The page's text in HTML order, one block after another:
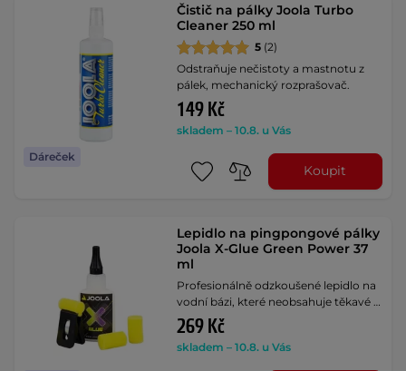
Dáreček
Čistič na pálky Joola Turbo
Cleaner 250 ml
5 (2)
Odstraňuje nečistoty a mastnotu z
pálek, mechanický rozprašovač.
149 Kč
skladem – 10.8. u Vás
Koupit
Lepidlo na pingpongové pálky
Joola X-Glue Green Power 37
ml
Profesionálně odzkoušené lepidlo na
vodní bázi, které neobsahuje těkavé …
269 Kč
skladem – 10.8. u Vás